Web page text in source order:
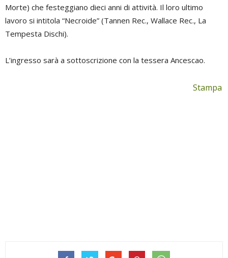
Morte) che festeggiano dieci anni di attività. Il loro ultimo
lavoro si intitola “Necroide” (Tannen Rec., Wallace Rec., La
Tempesta Dischi).
L’ingresso sarà a sottoscrizione con la tessera Ancescao.
Stampa